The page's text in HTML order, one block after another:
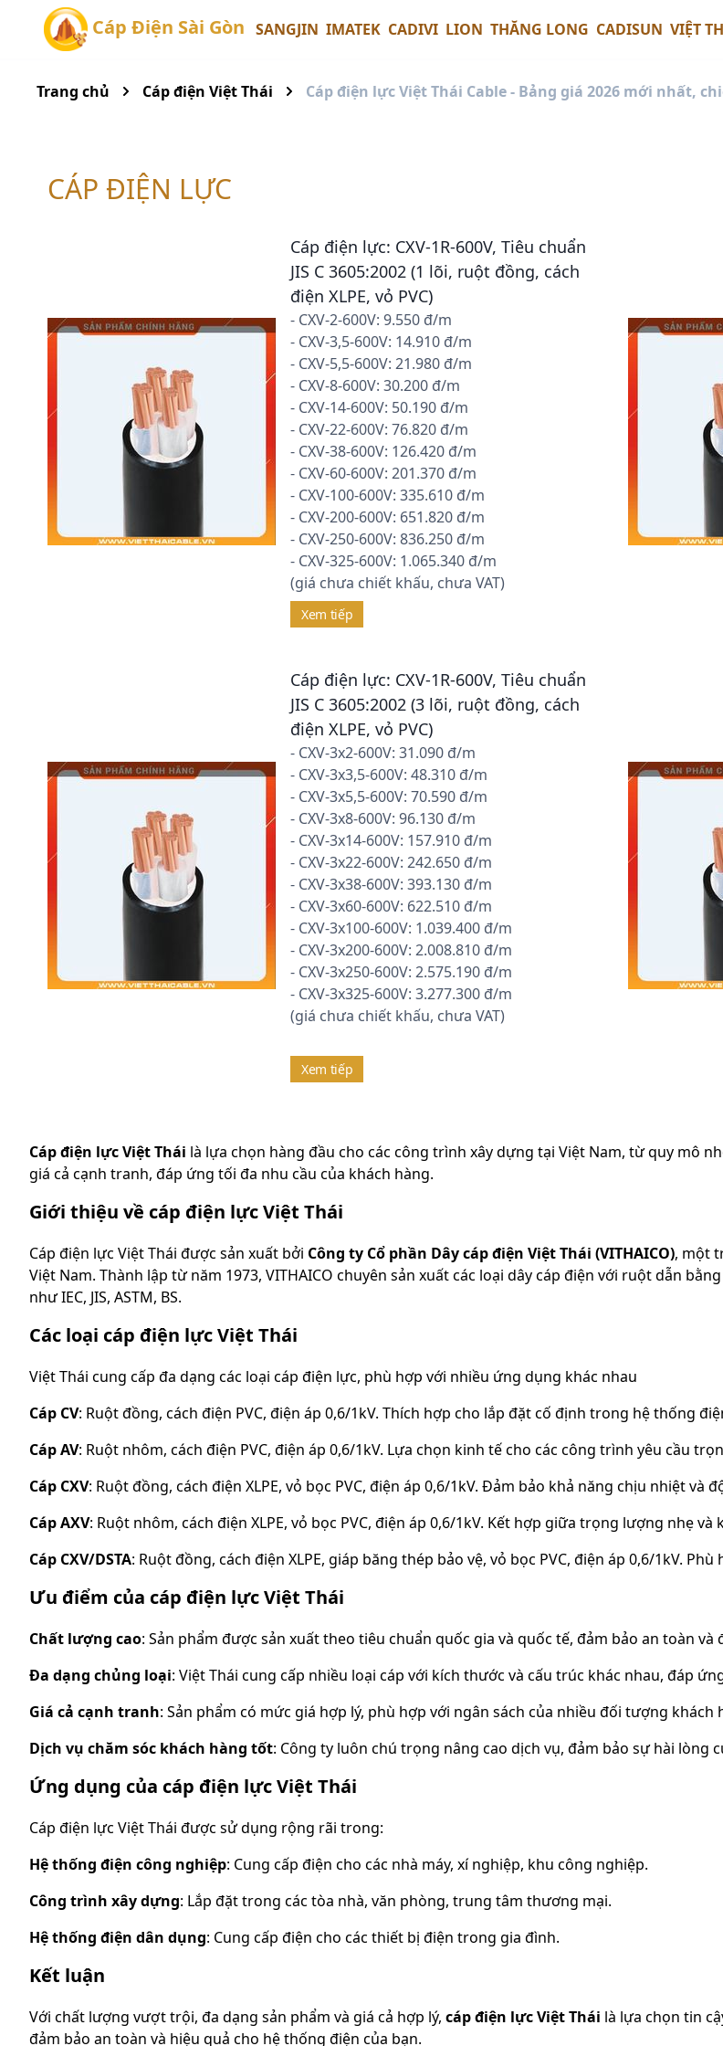
Cáp Điện Sài Gòn SANGJIN IMATEK CADIVI LION THĂNG LONG CADISUN VIỆT
Trang chủ Cáp điện Việt Thái Cáp điện lực Việt Thái Cable - Bảng giá 2026 mới nhất,
CÁP ĐIỆN LỰC
Cáp điện lực: CXV-1R-600V, Tiêu chuẩn
JIS C 3605:2002 (1 lõi, ruột đồng, cách
điện XLPE, vỏ PVC)
- CXV-2-600V: 9.550 đ/m
- CXV-3,5-600V: 14.910 đ/m
- CXV-5,5-600V: 21.980 đ/m
- CXV-8-600V: 30.200 đ/m
- CXV-14-600V: 50.190 đ/m
- CXV-22-600V: 76.820 đ/m
- CXV-38-600V: 126.420 đ/m
- CXV-60-600V: 201.370 đ/m
- CXV-100-600V: 335.610 đ/m
- CXV-200-600V: 651.820 đ/m
- CXV-250-600V: 836.250 đ/m
- CXV-325-600V: 1.065.340 đ/m
(giá chưa chiết khấu, chưa VAT)
Xem tiếp
Cáp điện lực: CXV-1R-600V, Tiêu chuẩn
JIS C 3605:2002 (3 lõi, ruột đồng, cách
điện XLPE, vỏ PVC)
- CXV-3x2-600V: 31.090 đ/m
- CXV-3x3,5-600V: 48.310 đ/m
- CXV-3x5,5-600V: 70.590 đ/m
- CXV-3x8-600V: 96.130 đ/m
- CXV-3x14-600V: 157.910 đ/m
- CXV-3x22-600V: 242.650 đ/m
- CXV-3x38-600V: 393.130 đ/m
- CXV-3x60-600V: 622.510 đ/m
- CXV-3x100-600V: 1.039.400 đ/m
- CXV-3x200-600V: 2.008.810 đ/m
- CXV-3x250-600V: 2.575.190 đ/m
- CXV-3x325-600V: 3.277.300 đ/m
(giá chưa chiết khấu, chưa VAT)
Xem tiếp
Cáp điện lực Việt Thái là lựa chọn hàng đầu cho các công trình xây dựng tại Việt Nam, từ quy mô
giá cả cạnh tranh, đáp ứng tối đa nhu cầu của khách hàng.
Giới thiệu về cáp điện lực Việt Thái
Cáp điện lực Việt Thái được sản xuất bởi Công ty Cổ phần Dây cáp điện Việt Thái (VITHAICO), một
Việt Nam. Thành lập từ năm 1973, VITHAICO chuyên sản xuất các loại dây cáp điện với ruột dẫn
như IEC, JIS, ASTM, BS.
Các loại cáp điện lực Việt Thái
Việt Thái cung cấp đa dạng các loại cáp điện lực, phù hợp với nhiều ứng dụng khác nhau
Cáp CV: Ruột đồng, cách điện PVC, điện áp 0,6/1kV. Thích hợp cho lắp đặt cố định trong hệ thống
Cáp AV: Ruột nhôm, cách điện PVC, điện áp 0,6/1kV. Lựa chọn kinh tế cho các công trình yêu cầu
Cáp CXV: Ruột đồng, cách điện XLPE, vỏ bọc PVC, điện áp 0,6/1kV. Đảm bảo khả năng chịu nhiệt và
Cáp AXV: Ruột nhôm, cách điện XLPE, vỏ bọc PVC, điện áp 0,6/1kV. Kết hợp giữa trọng lượng nhẹ
Cáp CXV/DSTA: Ruột đồng, cách điện XLPE, giáp băng thép bảo vệ, vỏ bọc PVC, điện áp 0,6/1kV.
Ưu điểm của cáp điện lực Việt Thái
Chất lượng cao: Sản phẩm được sản xuất theo tiêu chuẩn quốc gia và quốc tế, đảm bảo an toàn và
Đa dạng chủng loại: Việt Thái cung cấp nhiều loại cáp với kích thước và cấu trúc khác nhau, đáp
Giá cả cạnh tranh: Sản phẩm có mức giá hợp lý, phù hợp với ngân sách của nhiều đối tượng khách
Dịch vụ chăm sóc khách hàng tốt: Công ty luôn chú trọng nâng cao dịch vụ, đảm bảo sự hài lòng
Ứng dụng của cáp điện lực Việt Thái
Cáp điện lực Việt Thái được sử dụng rộng rãi trong:
Hệ thống điện công nghiệp: Cung cấp điện cho các nhà máy, xí nghiệp, khu công nghiệp.
Công trình xây dựng: Lắp đặt trong các tòa nhà, văn phòng, trung tâm thương mại.
Hệ thống điện dân dụng: Cung cấp điện cho các thiết bị điện trong gia đình.
Kết luận
Với chất lượng vượt trội, đa dạng sản phẩm và giá cả hợp lý, cáp điện lực Việt Thái là lựa chọn tin
đảm bảo an toàn và hiệu quả cho hệ thống điện của bạn.